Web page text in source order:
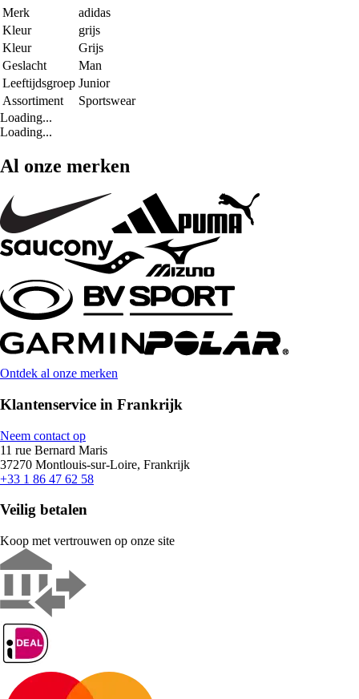
Merk
adidas
Kleur
grijs
Kleur
Grijs
Geslacht
Man
Leeftijdsgroep Junior
Assortiment
Sportswear
Loading...
Loading...
Al onze merken
Ontdek al onze merken
Klantenservice in Frankrijk
Neem contact op
11 rue Bernard Maris
37270 Montlouis-sur-Loire, Frankrijk
+33 1 86 47 62 58
Veilig betalen
Koop met vertrouwen op onze site